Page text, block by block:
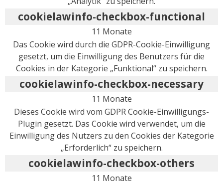
cookielawinfo-checkbox-functional
11 Monate
Das Cookie wird durch die GDPR-Cookie-Einwilligung
gesetzt, um die Einwilligung des Benutzers für die
Cookies in der Kategorie „Funktional“ zu speichern.
cookielawinfo-checkbox-necessary
11 Monate
Dieses Cookie wird vom GDPR Cookie-Einwilligungs-
Plugin gesetzt. Das Cookie wird verwendet, um die
Einwilligung des Nutzers zu den Cookies der Kategorie
„Erforderlich“ zu speichern.
cookielawinfo-checkbox-others
11 Monate